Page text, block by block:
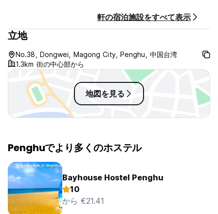
軒の宿泊施設をすべて表示
立地
No.38, Dongwei, Magong City, Penghu, 中国台湾
1.3km 街の中心部から
地図を見る
Penghuでより多くのホステル
Bayhouse Hostel Penghu
10
から €21.41